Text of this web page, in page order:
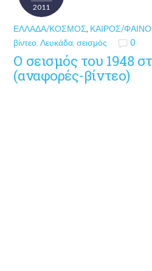
2011
ΕΛΛΆΔΑ/ΚΌΣΜΟΣ, ΚΑΙΡΌΣ/
βίντεο,Λευκάδα,σεισμός 0
Ο σεισμός του 1948
(αναφορές-βίντεο)